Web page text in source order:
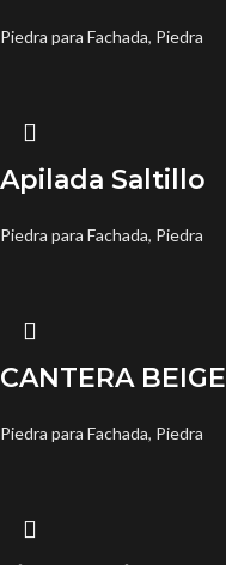
Piedra para Fachada, Piedra
Apilada Saltillo
Piedra para Fachada, Piedra
CANTERA BEIGE
Piedra para Fachada, Piedra